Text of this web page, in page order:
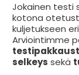
Jokainen testi
kotona
kuljetukseen
Arviointimme
selkeys sekä